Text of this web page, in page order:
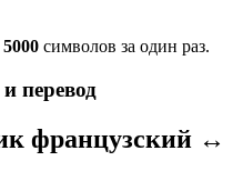
5000 символов за один раз.
перевод
французский ↔